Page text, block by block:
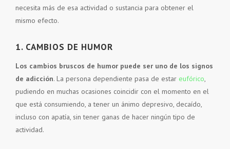
necesita más de esa actividad o sustancia para obtener el
mismo efecto.
1. CAMBIOS DE HUMOR
Los cambios bruscos de humor puede ser uno de los signos
de adicción. La persona dependiente pasa de estar eufórico,
pudiendo en muchas ocasiones coincidir con el momento en el
que está consumiendo, a tener un ánimo depresivo, decaído,
incluso con apatía, sin tener ganas de hacer ningún tipo de
actividad.